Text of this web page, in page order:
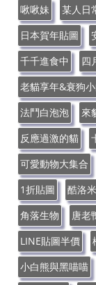
啾啾妹 某人日
日本賀年貼圖
千千進食中
四
老貓享年&衰狗
法鬥白泡泡
來
反應過激的貓
可愛動物大集合
1折貼圖
酷洛米
角落生物
唐老
LINE貼圖半價
小白熊與黑喵喵